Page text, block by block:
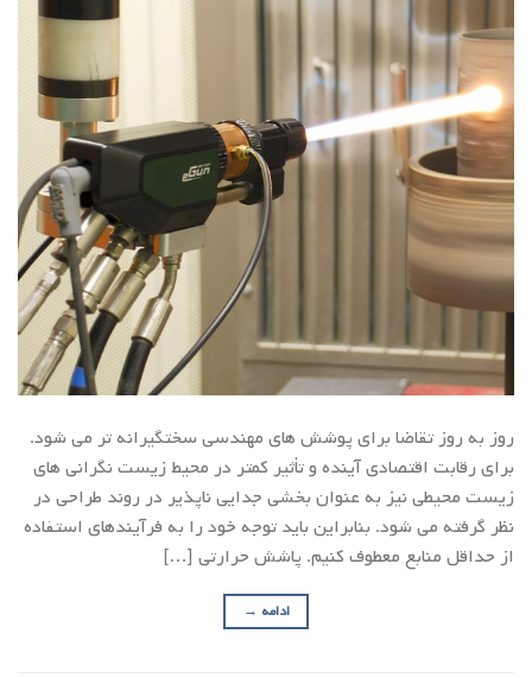
روز به روز تقاضا برای پوشش های مهندسی سختگیرانه تر می شود.
برای رقابت اقتصادی آینده و تأثیر کمتر در محیط زیست نگرانی های
زیست محیطی نیز به عنوان بخشی جدایی ناپذیر در روند طراحی در
نظر گرفته می شود. بنابراین باید توجه خود را به فرآیندهای استفاده
از حداقل منابع معطوف کنیم. پاشش حرارتی […]
ادامه →